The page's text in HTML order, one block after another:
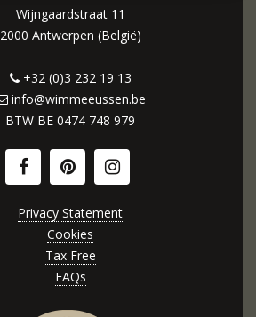
Wijngaardstraat 11
2000 Antwerpen (België)
+32 (0)3 232 19 13
info@wimmeeussen.be
BTW BE 0474 748 979
Privacy Statement
Cookies
Tax Free
FAQs